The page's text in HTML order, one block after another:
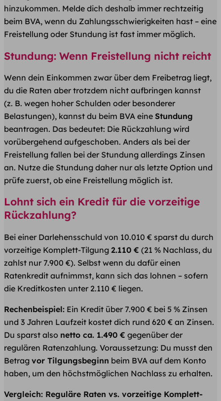
hinzukommen. Melde dich deshalb immer rechtzeitig
beim BVA, wenn du Zahlungsschwierigkeiten hast – eine
Freistellung oder Stundung ist fast immer möglich.
Stundung: Wenn Freistellung nicht reicht
Wenn dein Einkommen zwar über dem Freibetrag liegt,
du die Raten aber trotzdem nicht aufbringen kannst
(z. B. wegen hoher Schulden oder besonderer
Belastungen), kannst du beim BVA eine Stundung
beantragen. Das bedeutet: Die Rückzahlung wird
vorübergehend aufgeschoben. Anders als bei der
Freistellung fallen bei der Stundung allerdings Zinsen
an. Nutze die Stundung daher nur als letzte Option und
prüfe zuerst, ob eine Freistellung möglich ist.
Lohnt sich ein Kredit für die vorzeitige
Rückzahlung?
Bei einer Darlehensschuld von 10.010 € sparst du durch
vorzeitige Komplett-Tilgung 2.110 € (21 % Nachlass, du
zahlst nur 7.900 €). Selbst wenn du dafür einen
Ratenkredit aufnimmst, kann sich das lohnen – sofern
die Kreditkosten unter 2.110 € liegen.
Rechenbeispiel: Ein Kredit über 7.900 € bei 5 % Zinsen
und 3 Jahren Laufzeit kostet dich rund 620 € an Zinsen.
Du sparst also netto ca. 1.490 € gegenüber der
regulären Ratenzahlung. Voraussetzung: Du musst den
Betrag vor Tilgungsbeginn beim BVA auf dem Konto
haben, um den höchstmöglichen Nachlass zu erhalten.
Vergleich: Reguläre Raten vs. vorzeitige Komplett-